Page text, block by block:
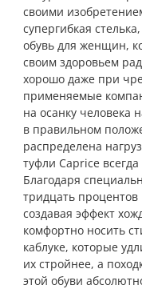
своими
супергибкая
обувь для женщин,
своим здоровьем
хорошо даже при
применяемые
на осанку человека
в правильном
распределена
туфли Caprice
Благодаря
тридцать процентов
создавая эффект
комфортно носить
каблуке, которые
их стройнее, а
этой обуви